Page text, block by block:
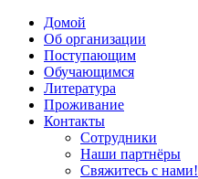
Домой
Об организации
Поступающим
Обучающимся
Литература
Проживание
Контакты
Сотрудники
Наши партнёры
Свяжитесь с нами!